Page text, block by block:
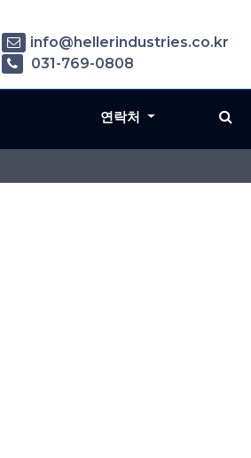
info@hellerindustries.co.kr
031-769-0808
연락처